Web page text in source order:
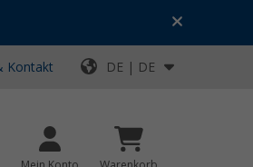
Top-Deals für dein Abenteuer!
Kontakt DE | DE